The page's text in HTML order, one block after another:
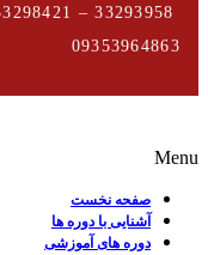
09353964863
Menu
صفحه نخست
آشنایی با دوره ها
دوره های آموزشی